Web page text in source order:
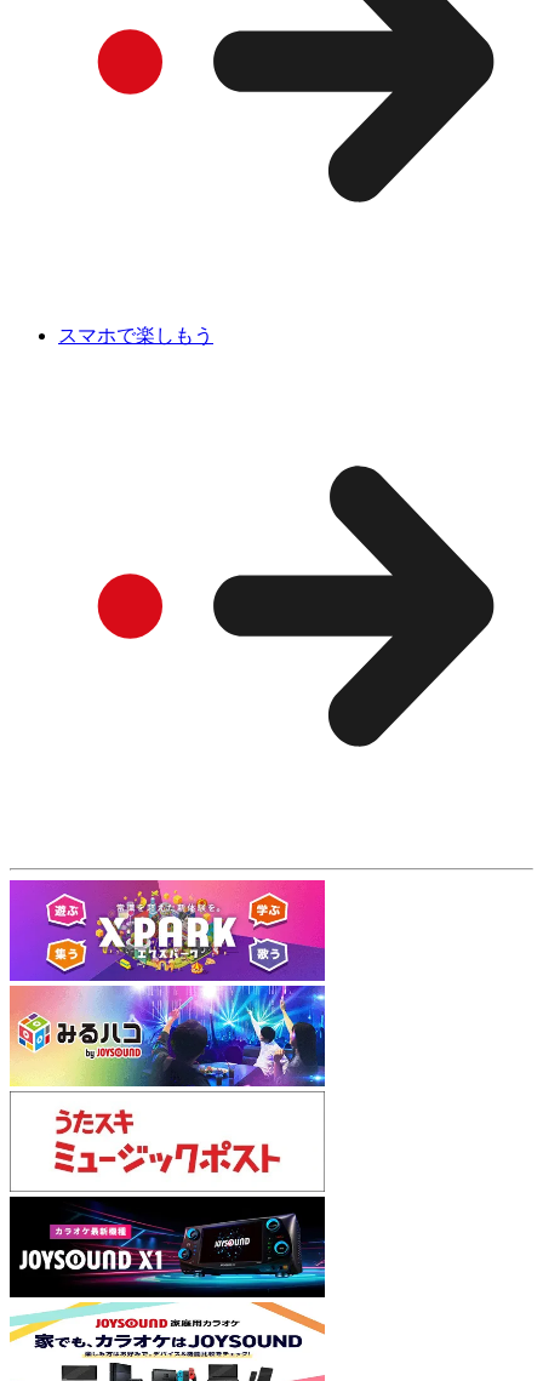
スマホで楽しもう